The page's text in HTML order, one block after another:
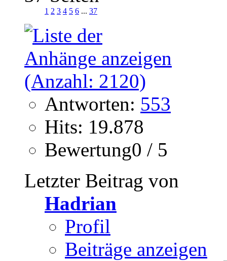
1 2 3 4 5 6 ... 37
Antworten: 553
Hits: 19.878
Bewertung0 / 5
Letzter Beitrag von
Hadrian
Profil
Beiträge anzeigen